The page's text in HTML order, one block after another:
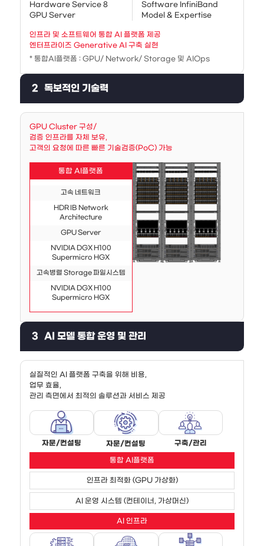
Hardware Service 8
GPU Server
Software InfiniBand
Model & Expertise
인프라 및 소프트웨어 통합 AI 플랫폼 제공
엔터프라이즈 Generative AI 구축 실현
* 통합AI플랫폼 : GPU/ Network/ Storage 및 AIOps
2 독보적인 기술력
GPU Cluster 구성/
검증 인프라를 자체 보유,
고객의 요청에 따른 빠른 기술검증(PoC) 가능
통합 AI플랫폼
고속 네트워크
HDR IB Network
Architecture
GPU Server
NVIDIA DGX H100
Supermicro HGX
고속병렬 Storage 파일시스템
NVIDIA DGX H100
Supermicro HGX
3 AI 모델 통합 운영 및 관리
실질적인 AI 플랫폼 구축을 위해 비용,
업무 효율,
관리 측면에서 최적의 솔루션과 서비스 제공
자문/컨설팅 자문/컨설팅 구축/관리
통합 AI플랫폼
인프라 최적화 (GPU 가상화)
AI 운영 시스템 (컨테이너, 가상머신)
AI 인프라